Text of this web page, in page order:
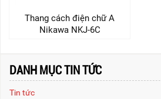
Thang cách điện chữ A
Nikawa NKJ-6C
DANH MỤC TIN TỨC
Tin tức